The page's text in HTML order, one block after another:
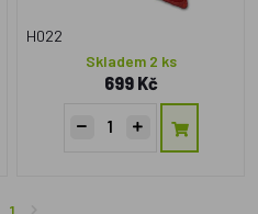
H022
Skladem 2 ks
699 Kč